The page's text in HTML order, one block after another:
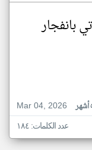
بانفجار
Mar 04, 2026
عدد الكلمات: ١٨٤